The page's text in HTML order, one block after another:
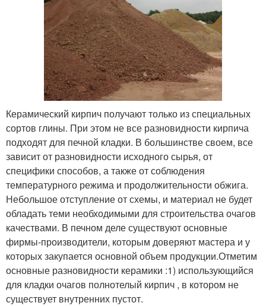
Керамический кирпич получают только из специальных
сортов глины. При этом не все разновидности кирпича
подходят для печной кладки. В большинстве своем, все
зависит от разновидности исходного сырья, от
специфики способов, а также от соблюдения
температурного режима и продолжительности обжига.
Небольшое отступление от схемы, и материал не будет
обладать теми необходимыми для строительства очагов
качествами. В печном деле существуют основные
фирмы-производители, которым доверяют мастера и у
которых закупается основной объем продукции.Отметим
основные разновидности керамики :1) использующийся
для кладки очагов полнотелый кирпич , в котором не
существует внутренних пустот.